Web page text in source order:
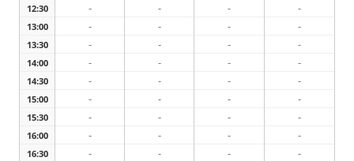
12:30 - - - -
13:00 - - - -
13:30 - - - -
14:00 - - - -
14:30 - - - -
15:00 - - - -
15:30 - - - -
16:00 - - - -
16:30 - - - -